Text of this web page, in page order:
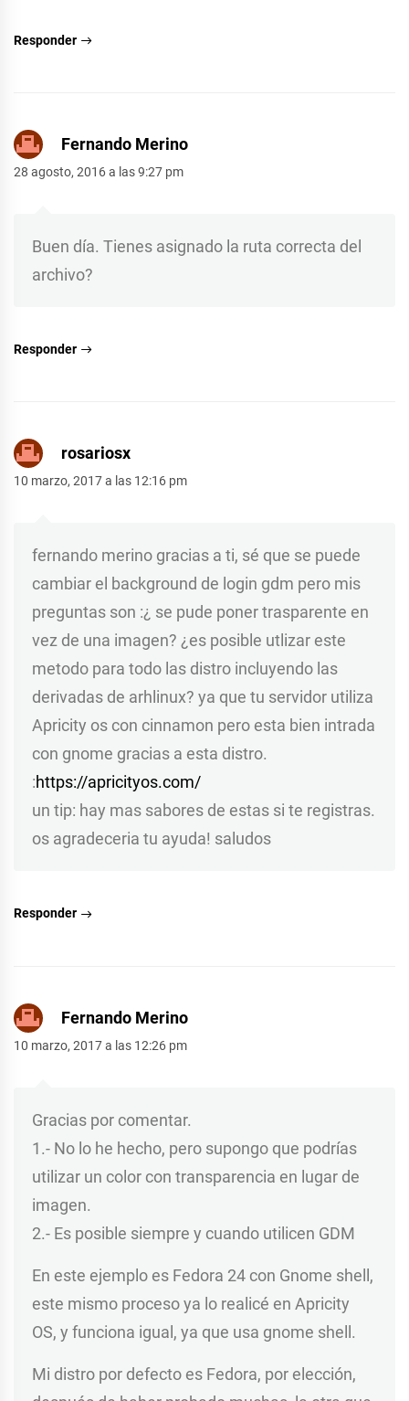
Responder
Fernando Merino
28 agosto, 2016 a las 9:27 pm
Buen día. Tienes asignado la ruta correcta del
archivo?
Responder
rosariosx
10 marzo, 2017 a las 12:16 pm
fernando merino gracias a ti, sé que se puede
cambiar el background de login gdm pero mis
preguntas son :¿ se pude poner trasparente en
vez de una imagen? ¿es posible utlizar este
metodo para todo las distro incluyendo las
derivadas de arhlinux? ya que tu servidor utiliza
Apricity os con cinnamon pero esta bien intrada
con gnome gracias a esta distro.
:https://apricityos.com/
un tip: hay mas sabores de estas si te registras.
os agradeceria tu ayuda! saludos
Responder
Fernando Merino
10 marzo, 2017 a las 12:26 pm
Gracias por comentar.
1.- No lo he hecho, pero supongo que podrías
utilizar un color con transparencia en lugar de
imagen.
2.- Es posible siempre y cuando utilicen GDM
En este ejemplo es Fedora 24 con Gnome shell,
este mismo proceso ya lo realicé en Apricity
OS, y funciona igual, ya que usa gnome shell.
Mi distro por defecto es Fedora, por elección,